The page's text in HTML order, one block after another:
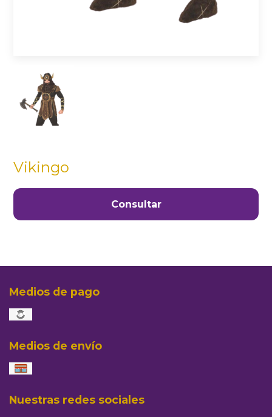
Vikingo
Consultar
Medios de pago
Medios de envío
Nuestras redes sociales